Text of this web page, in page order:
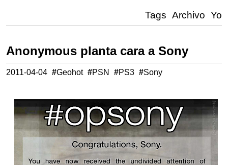
Tags Archivo Yo
Anonymous planta cara a Sony
2011-04-04 #Geohot #PSN #PS3 #Sony